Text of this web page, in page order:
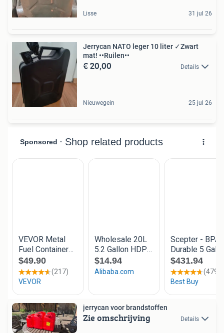
Lisse 31 jul 26
Jerrycan NATO leger 10 liter ✓Zwart
mat! ••Ruilen••
€ 20,00 Details
Nieuwegein 25 jul 26
jerrycan voor brandstoffen
Zie omschrijving Details